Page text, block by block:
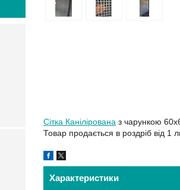
Сітка Канілірована з чарункою
Товар продається в роздріб від 1
Характеристики